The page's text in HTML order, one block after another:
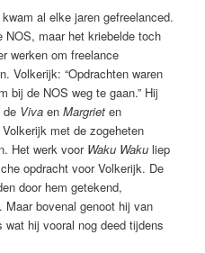
al elke jaren gefreelanced.
NOS, maar het kriebelde toch
werken om freelance
Volkerijk: “Opdrachten waren
bij de NOS weg te gaan.” Hij
de Viva enMargriet en
met de zogeheten
Het werk voor Waku Waku liep
opdracht voor Volkerijk. De
door hem getekend,
Maar bovenal genoot hij van
hij vooral nog deed tijdens